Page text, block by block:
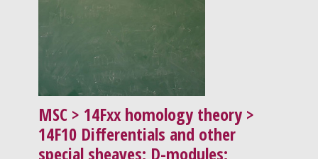
MSC > 14Fxx homology theory >
14F10 Differentials and other
special sheaves; D-modules;